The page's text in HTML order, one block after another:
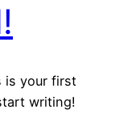
is your first
writing!